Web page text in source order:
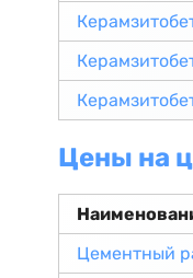
Цены на
Цементный